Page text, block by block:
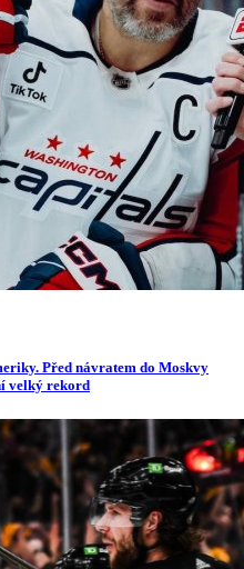
Před návratem do Moskvy
velký rekord